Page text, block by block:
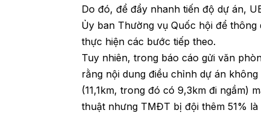
Do đó, để đẩy nhanh tiến độ dự án,
Ủy ban Thường vụ Quốc hội để
thực hiện các bước tiếp theo.
Tuy nhiên, trong báo cáo gửi văn
rằng nội dung điều chỉnh dự án
(11,1km, trong đó có 9,3km đi ngầm)
thuật nhưng TMĐT bị đội thêm 51% là